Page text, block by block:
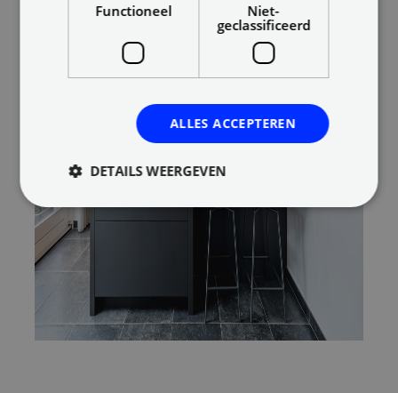
Functioneel
Niet-
geclassificeerd
ALLES ACCEPTEREN
DETAILS WEERGEVEN